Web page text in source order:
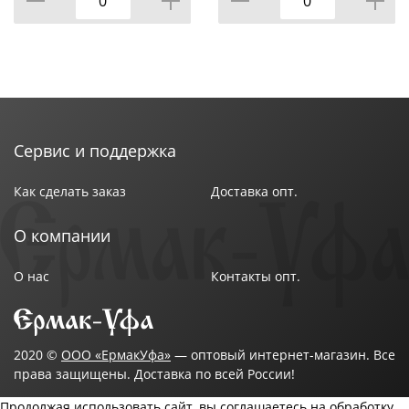
Сервис и поддержка
Как сделать заказ Доставка опт.
О компании
О нас Контакты опт.
2020 © ООО «ЕрмакУфа» — оптовый интернет-магазин. Все
права защищены. Доставка по всей России!